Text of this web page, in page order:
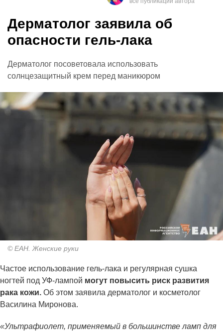
Дерматолог заявила об
опасности гель-лака
Дерматолог посоветовала использовать
солнцезащитный крем перед маникюром
© ЕАН. Женские руки
Частое использование гель-лака и регулярная сушка
ногтей под УФ-лампой могут повысить риск развития
рака кожи. Об этом заявила дерматолог и косметолог
Василина Миронова.
«Ультрафиолет, применяемый в большинстве ламп для